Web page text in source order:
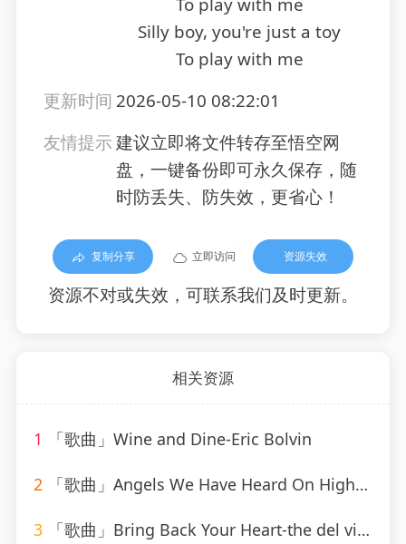
Silly boy, you're just a toy
To play with me
更新时间 2026-05-10 08:22:01
友情提示建议立即将文件转存至悟空网
盘，一键备份即可永久保存，随
时防丢失、防失效，更省心！
复制分享 立即访问 资源失效
资源不对或失效，可联系我们及时更新。
相关资源
1 「歌曲」Wine and Dine-Eric Bolvin
2 「歌曲」Angels We Have Heard On High-Mitchell Cardenas
3 「歌曲」Bring Back Your Heart-the del vikings